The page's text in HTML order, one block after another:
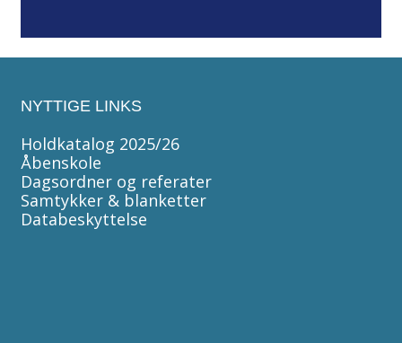
NYTTIGE LINKS
Holdkatalog 2025/26
Åbenskole
Dagsordner og referater
Samtykker & blanketter
Databeskyttelse